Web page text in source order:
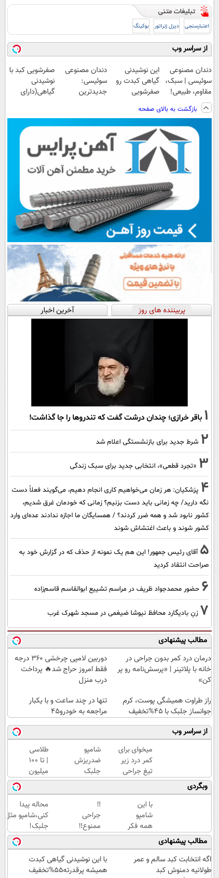
اعتبارسنجی دیزل ژنراتور بوکینگ
از سراسر وب
دندان مصنوعی
سوئیسی | سبک،
مقاوم، طبیعی!
ویزیت
رایگان+پرداخت
اقساطی😍
این نوشیدنی
گیاهی کبدت رو
صفرشویی
امشب
دندان مصنوعی
سوئیسی:
جدیدترین
پرداخت قسطی
صفرشویی کبد با
نوشیدنی
گیاهی(دارای
بازگشت به بالای صفحه
پربیننده های روز آخرین اخبار
1 باقر خرازی؛ چندان درشت گفت که تندروها را جا گذاشت!
2 شرط جدید برای بازنشستگی اعلام شد
3 «تجرد قطعی»، انتخابی جدید برای سبک زندگی
4 پزشکیان: هر زمان می‌خواهیم کاری انجام دهیم، می‌گویند فعلاً دست
نگه دارید/ چه زمانی باید دست بزنیم؟ زمانی که خودمان غرق شدیم،
کشور نابود شد و همه ضرر کردند؟ / همسایگان ما اجازه ندادند عده‌ای وارد
کشور شوند و باعث اغتشاش شوند
5 آقای رئیس جمهور! این هم یک نمونه از حذف که در گزارش خود به
صراحت انتقاد کردید
6 حضور محمدجواد ظریف در مراسم تشییع ابوالقاسم قاسم‌زاده
7 زنِ بادیگارد محافظ نیوشا ضیغمی در مسجد شهرک غرب
مطالب پیشنهادی
درمان درد کمر بدون جراحی در
خانه با پلاتینر | «پرسش‌نامه رو پر
کن»
دوربین لامپی چرخشی 360 درجه
فقط امروز حراج شد🔥 پرداخت
درب منزل
راز طراوت همیشگی پوست، کرم
جوانساز جلبک با 45%تخفیف
تنها در چند ساعت و با یکبار
مراجعه به خودرو45
از سراسر وب
میخوای برای
کمر درد زیر
تیغ جراحی
بری؟!
◗پرسش‌نامه
رو پر کن◖
شامپو
ضدریزش
جلبک
اسپیرولینا
قاتل
ریزش
موی
شماست
طلاسی
| تا 100
میلیون
وام
آنی
خرید
طلا💰
ثبت
نام
کن!
وبگردی
با این
شامپو
همه فکر
میکنن
انگار مو
کاشتی!!!!!
‼️
جراحی
ممنوع‼️
درمان
کمر درد
بدون
جراحی
محاله پیدا
کنی،شامپو مثل
جلبک!
ضدریزش+رویش
مجدد40%تخفیف
مطالب پیشنهادی
اگه انتخابت کبد سالم و عمر
طولانیه دمنوش کبد
با این نوشیدنی گیاهی کبدت
همیشه پرقدرته55%تخفیف